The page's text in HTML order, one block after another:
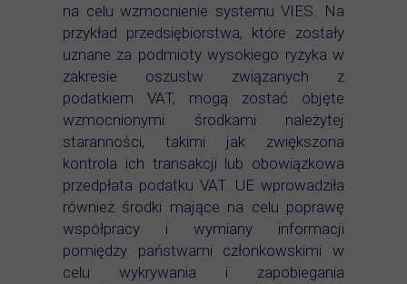
na celu wzmocnienie systemu VIES. Na
przykład przedsiębiorstwa, które zostały
uznane za podmioty wysokiego ryzyka w
zakresie oszustw związanych z
podatkiem VAT, mogą zostać objęte
wzmocnionymi środkami należytej
staranności, takimi jak zwiększona
kontrola ich transakcji lub obowiązkowa
przedpłata podatku VAT. UE wprowadziła
również środki mające na celu poprawę
współpracy i wymiany informacji
pomiędzy państwami członkowskimi w
celu wykrywania i zapobiegania